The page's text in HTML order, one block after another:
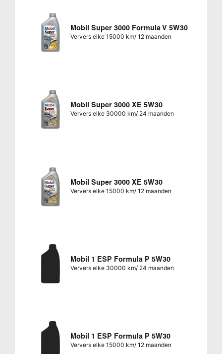
Mobil Super 3000 Formula V 5W30
Ververs elke 15000 km/ 12 maanden
Mobil Super 3000 XE 5W30
Ververs elke 30000 km/ 24 maanden
Mobil Super 3000 XE 5W30
Ververs elke 15000 km/ 12 maanden
Mobil 1 ESP Formula P 5W30
Ververs elke 30000 km/ 24 maanden
Mobil 1 ESP Formula P 5W30
Ververs elke 15000 km/ 12 maanden